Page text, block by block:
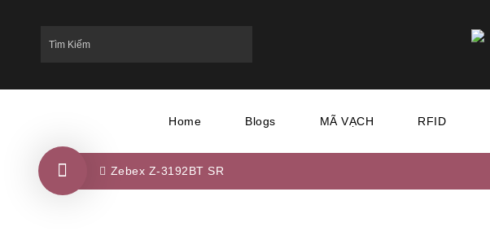
Home Blogs MÃ VẠCH RFID
Zebex Z-3192BT SR